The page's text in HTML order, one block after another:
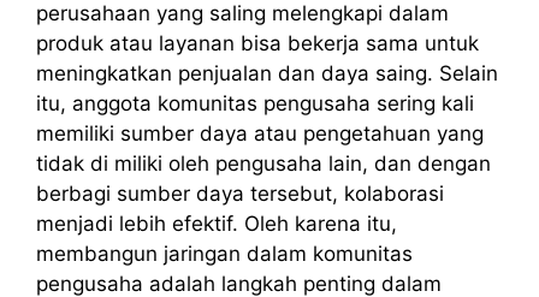
perusahaan yang saling melengkapi dalam
produk atau layanan bisa bekerja sama untuk
meningkatkan penjualan dan daya saing. Selain
itu, anggota komunitas pengusaha sering kali
memiliki sumber daya atau pengetahuan yang
tidak di miliki oleh pengusaha lain, dan dengan
berbagi sumber daya tersebut, kolaborasi
menjadi lebih efektif. Oleh karena itu,
membangun jaringan dalam komunitas
pengusaha adalah langkah penting dalam